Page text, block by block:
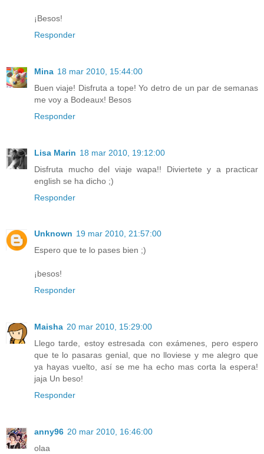
¡Besos!
Responder
Mina 18 mar 2010, 15:44:00
Buen viaje! Disfruta a tope! Yo detro de un par de semanas
me voy a Bodeaux! Besos
Responder
Lisa Marin 18 mar 2010, 19:12:00
Disfruta mucho del viaje wapa!! Diviertete y a practicar
english se ha dicho ;)
Responder
Unknown 19 mar 2010, 21:57:00
Espero que te lo pases bien ;)
¡besos!
Responder
Maisha 20 mar 2010, 15:29:00
Llego tarde, estoy estresada con exámenes, pero espero
que te lo pasaras genial, que no lloviese y me alegro que
ya hayas vuelto, así se me ha echo mas corta la espera!
jaja Un beso!
Responder
anny96 20 mar 2010, 16:46:00
olaa